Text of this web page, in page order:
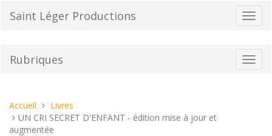
la
Saint Léger Productions
la
Rubriques
Vous
êtes
ici :
Accueil
Livres
UN CRI SECRET D'ENFANT - édition mise à jour et
augmentée